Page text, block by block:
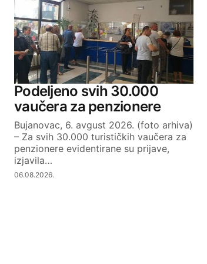
Podeljeno svih 30.000
vaučera za penzionere
Bujanovac, 6. avgust 2026. (foto arhiva)
– Za svih 30.000 turističkih vaučera za
penzionere evidentirane su prijave,
izjavila…
06.08.2026.